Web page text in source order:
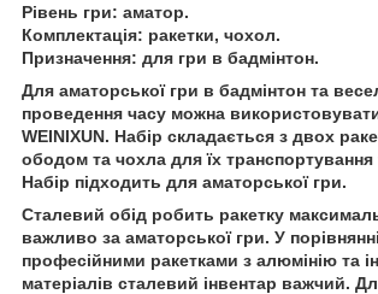
Рівень гри: аматор.
Комплектація: ракетки, чохол.
Призначення: для гри в бадмінтон.
Для аматорської гри в бадмінтон та
проведення часу можна
WEINIXUN. Набір складається з двох
ободом та чохла для їх транспортування
Набір підходить для аматорської гри.
Сталевий обід робить ракетку
важливо за аматорської гри. У
професійними ракетками з алюмінію та
матеріалів сталевий інвентар важчий.